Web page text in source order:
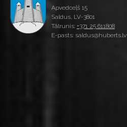
Apvedceļš 15
Saldus, LV-3801
Tālrunis: +371 25 611808
E-pasts: saldus@huberts.lv